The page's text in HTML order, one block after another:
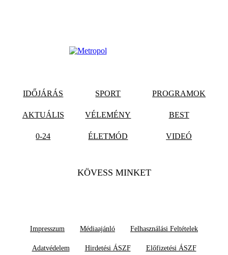
IDŐJÁRÁS SPORT PROGRAMOK
AKTUÁLIS VÉLEMÉNY BEST
0-24 ÉLETMÓD VIDEÓ
KÖVESS MINKET
Impresszum Médiaajánló Felhasználási Feltételek
Adatvédelem Hirdetési ÁSZF Előfizetési ÁSZF